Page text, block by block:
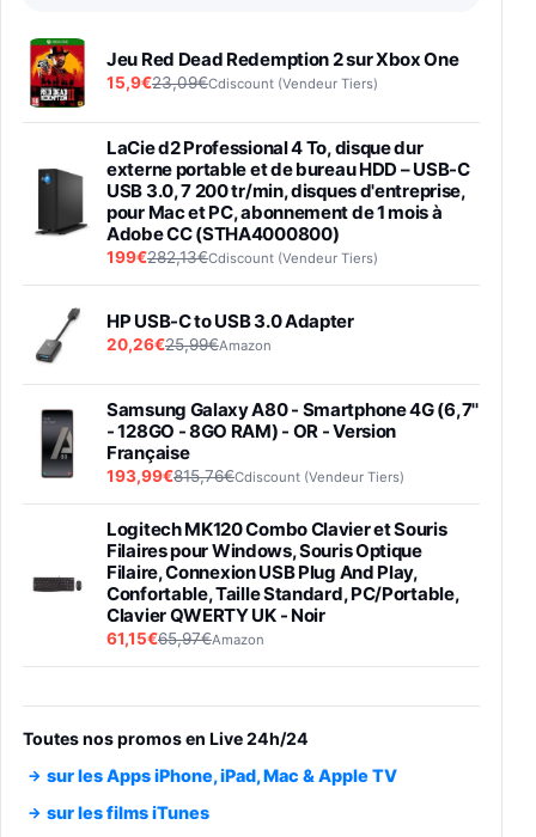
Jeu Red Dead Redemption 2 sur Xbox One
15,9€23,09€Cdiscount (Vendeur Tiers)
LaCie d2 Professional 4 To, disque dur
externe portable et de bureau HDD – USB-C
USB 3.0, 7 200 tr/min, disques d'entreprise,
pour Mac et PC, abonnement de 1 mois à
Adobe CC (STHA4000800)
199€282,13€Cdiscount (Vendeur Tiers)
HP USB-C to USB 3.0 Adapter
20,26€25,99€Amazon
Samsung Galaxy A80 - Smartphone 4G (6,7''
- 128GO - 8GO RAM) - OR - Version
Française
193,99€815,76€Cdiscount (Vendeur Tiers)
Logitech MK120 Combo Clavier et Souris
Filaires pour Windows, Souris Optique
Filaire, Connexion USB Plug And Play,
Confortable, Taille Standard, PC/Portable,
Clavier QWERTY UK - Noir
61,15€65,97€Amazon
entraénement direct 3 vitesses (33-45-78
trs/min) avec pre-ampli intégré et port USB
Smartphone SAMSUNG Galaxy S26 Ultra
Toutes nos promos en Live 24h/24
sur les Apps iPhone, iPad, Mac & Apple TV
sur les films iTunes